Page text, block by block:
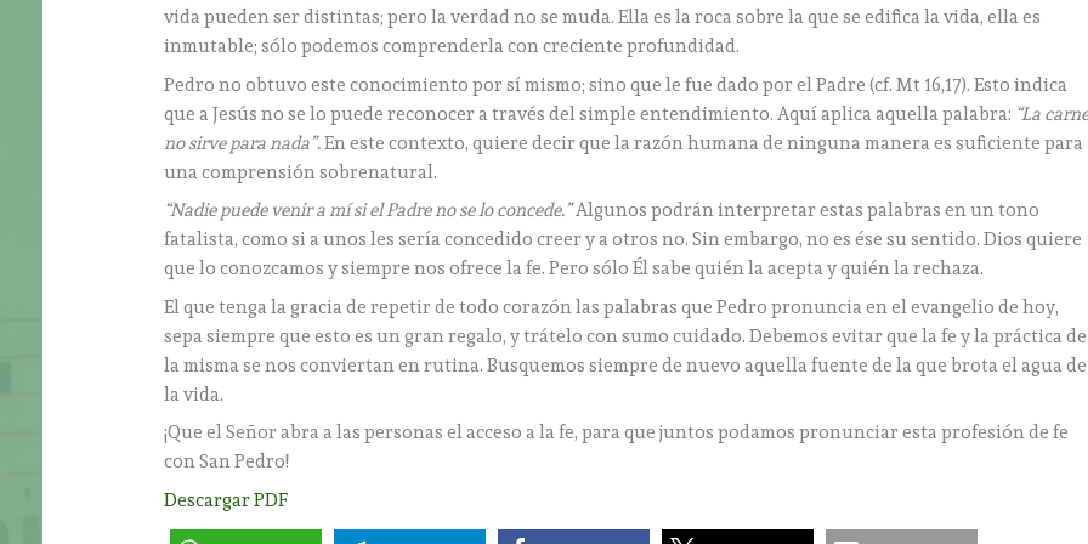
vida pueden ser distintas; pero la verdad no se muda. Ella es la roca sobre la que se edifica la vida, ella es
inmutable; sólo podemos comprenderla con creciente profundidad.
Pedro no obtuvo este conocimiento por sí mismo; sino que le fue dado por el Padre (cf. Mt 16,17). Esto indica
que a Jesús no se lo puede reconocer a través del simple entendimiento. Aquí aplica aquella palabra: “La
no sirve para nada”.En este contexto, quiere decir que la razón humana de ninguna manera es suficiente para
una comprensión sobrenatural.
“Nadie puede venir a mí si el Padre no se lo concede.”Algunos podrán interpretar estas palabras en un tono
fatalista, como si a unos les sería concedido creer y a otros no. Sin embargo, no es ése su sentido. Dios quiere
que lo conozcamos y siempre nos ofrece la fe. Pero sólo Él sabe quién la acepta y quién la rechaza.
El que tenga la gracia de repetir de todo corazón las palabras que Pedro pronuncia en el evangelio de hoy,
sepa siempre que esto es un gran regalo, y trátelo con sumo cuidado. Debemos evitar que la fe y la práctica de
la misma se nos conviertan en rutina. Busquemos siempre de nuevo aquella fuente de la que brota el agua de
la vida.
¡Que el Señor abra a las personas el acceso a la fe, para que juntos podamos pronunciar esta profesión de fe
con San Pedro!
Descargar PDF